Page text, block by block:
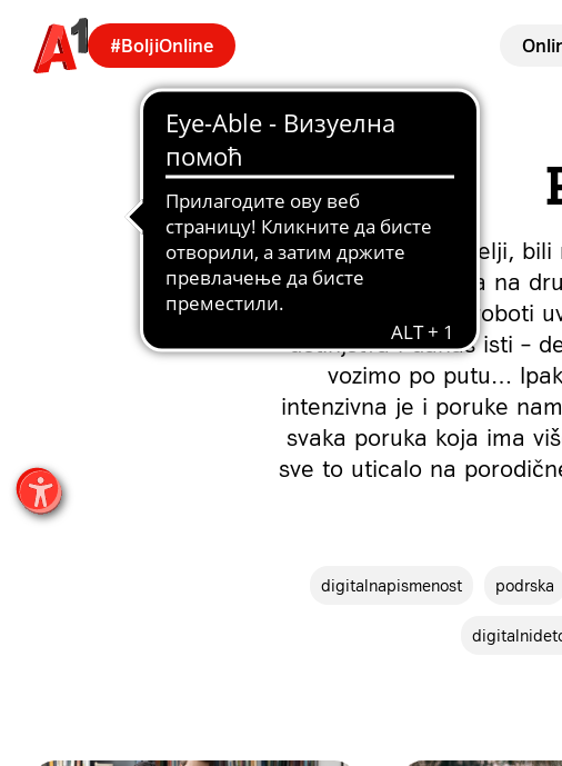
#BoljiOnline
Kada smo mi, roditelji,
automobila, izleta na
inteligencija i roboti
detinjstva i danas isti –
vozimo po putu…
intenzivna je i poruke
svaka poruka koja ima
sve to uticalo na
digitalnapismenost podrska